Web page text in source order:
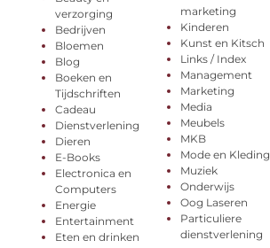
verzorging
Bedrijven
Bloemen
Blog
Boeken en
Tijdschriften
Cadeau
Dienstverlening
Dieren
E-Books
Electronica en
Computers
Energie
Entertainment
Eten en drinken
marketing
Kinderen
Kunst en Kitsch
Links / Index
Management
Marketing
Media
Meubels
MKB
Mode en Kleding
Muziek
Onderwijs
Oog Laseren
Particuliere
dienstverlening